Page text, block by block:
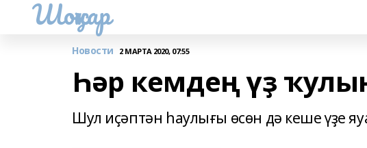
Шоңҡар
Новости 2 МАРТА 2020, 07:55
Һәр кемдең үҙ
Шул иҫәптән һаулығы өсөн дә кеше үҙе